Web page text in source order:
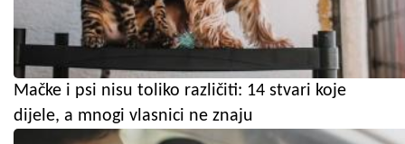
Mačke i psi nisu toliko različiti: 14 stvari koje
dijele, a mnogi vlasnici ne znaju